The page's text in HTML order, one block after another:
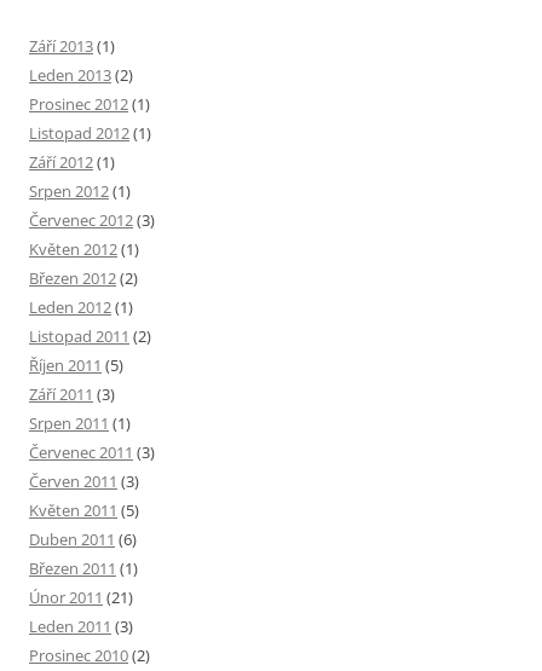
Září 2013(1)
Leden 2013(2)
Prosinec 2012(1)
Listopad 2012(1)
Září 2012(1)
Srpen 2012(1)
Červenec 2012(3)
Květen 2012(1)
Březen 2012(2)
Leden 2012(1)
Listopad 2011 (2)
Říjen 2011 (5)
Září 2011 (3)
Srpen 2011 (1)
Červenec 2011 (3)
Červen 2011 (3)
Květen 2011 (5)
Duben 2011 (6)
Březen 2011 (1)
Únor 2011 (21)
Leden 2011 (3)
Prosinec 2010(2)